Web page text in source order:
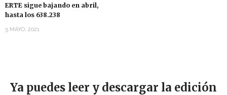
ERTE sigue bajando en abril,
hasta los 638.238
5 MAYO, 2021
Ya puedes leer y descargar la edición